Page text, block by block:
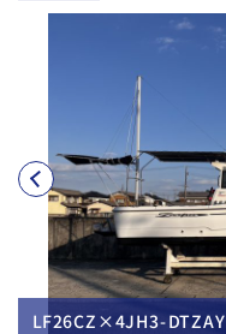
LF26CZ×4JH3-DTZAY